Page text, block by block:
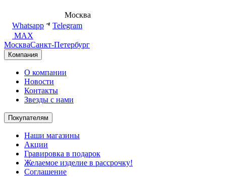
Москва
Whatsapp
Telegram
MAX
МоскваСанкт-Петербург
Компания
О компании
Новости
Контакты
Звезды с нами
Покупателям
Наши магазины
Акции
Гравировка в подарок
Желаемое изделие в рассрочку!
Соглашение